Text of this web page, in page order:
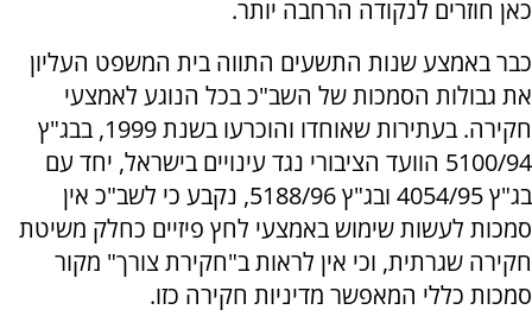
כאן חוזרים לנקודה הרחבה יותר.
כבר באמצע שנות התשעים התווה בית המשפט העליון
את גבולות הסמכות של השב"כ בכל הנוגע לאמצעי
חקירה. בעתירות שאוחדו והוכרעו בשנת 1999, בבג"ץ
5100/94 הוועד הציבורי נגד עינויים בישראל, יחד עם
בג"ץ 4054/95 ובג"ץ 5188/96, נקבע כי לשב"כ אין
סמכות לעשות שימוש באמצעי לחץ פיזיים כחלק משיטת
חקירה שגרתית, וכי אין לראות ב"חקירת צורך" מקור
סמכות כללי המאפשר מדיניות חקירה כזו.